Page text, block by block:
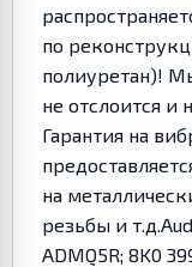
по
полиуретан)!
не отслоится и
Гарантия на
на
резьбы и
ADMQ5R; 8K0